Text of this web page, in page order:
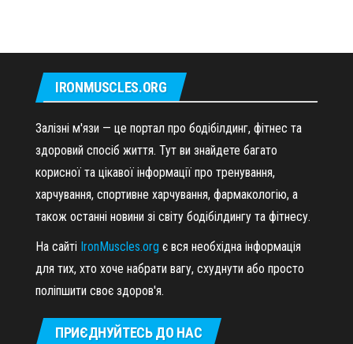
IRONMUSCLES.ORG
Залізні м'язи — це портал про бодібілдинг, фітнес та
здоровий спосіб життя. Тут ви знайдете багато
корисної та цікавої інформації про тренування,
харчування, спортивне харчування, фармакологію, а
також останні новини зі світу бодібілдингу та фітнесу.
На сайті IronMuscles.org є вся необхідна інформація
для тих, хто хоче набрати вагу, схуднути або просто
поліпшити своє здоров'я.
ПРИЄДНУЙТЕСЬ ДО НАС